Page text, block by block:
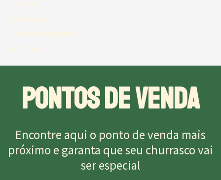
Acessar
Feed de posts
Feed de comentários
WordPress.org
PONTOS DE VENDA
Encontre aqui o ponto de venda mais
próximo e garanta que seu churrasco vai
ser especial